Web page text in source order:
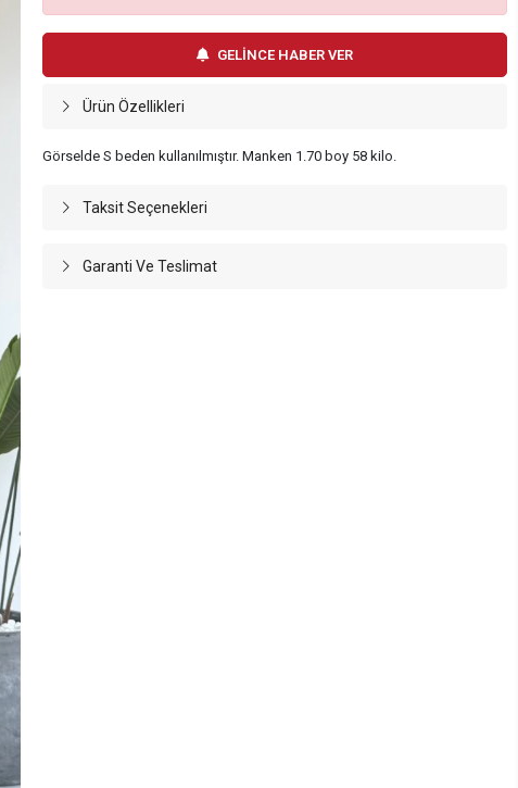
GELİNCE HABER VER
Ürün Özellikleri
Görselde S beden kullanılmıştır. Manken 1.70 boy 58 kilo.
Taksit Seçenekleri
Garanti Ve Teslimat